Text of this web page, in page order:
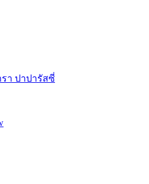
า ปาปารัสซี่